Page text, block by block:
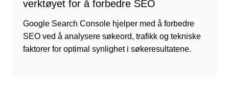
verktøyet for å forbedre SEO
Google Search Console hjelper med å forbedre
SEO ved å analysere søkeord, trafikk og tekniske
faktorer for optimal synlighet i søkeresultatene.